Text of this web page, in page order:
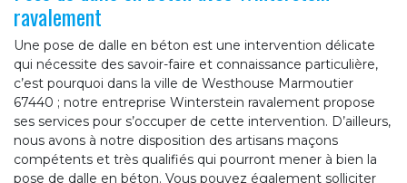
ravalement
Une pose de dalle en béton est une intervention délicate
qui nécessite des savoir-faire et connaissance particulière,
c’est pourquoi dans la ville de Westhouse Marmoutier
67440 ; notre entreprise Winterstein ravalement propose
ses services pour s’occuper de cette intervention. D’ailleurs,
nous avons à notre disposition des artisans maçons
compétents et très qualifiés qui pourront mener à bien la
pose de dalle en béton. Vous pouvez également solliciter